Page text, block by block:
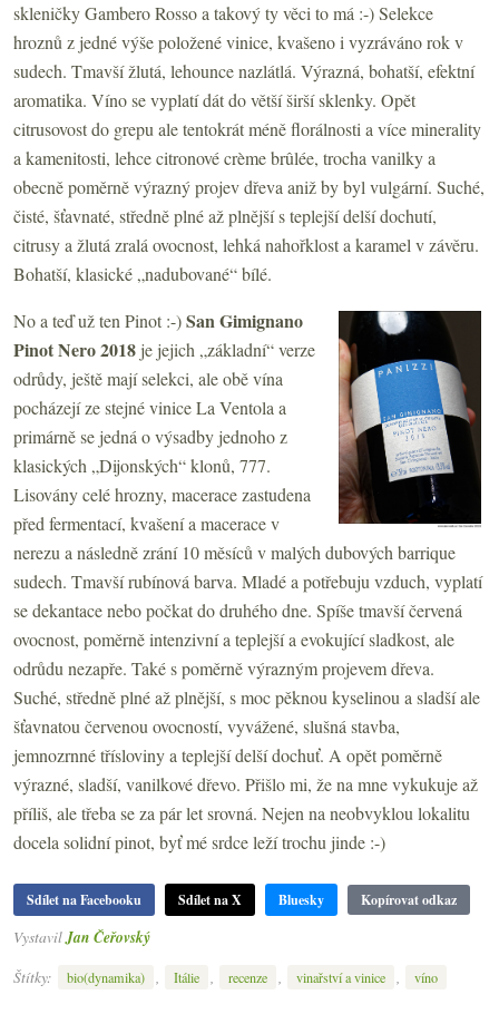
skleničky Gambero Rosso a takový ty věci to má :-) Selekce
hroznů z jedné výše položené vinice, kvašeno i vyzráváno rok v
sudech. Tmavší žlutá, lehounce nazlátlá. Výrazná, bohatší, efektní
aromatika. Víno se vyplatí dát do větší širší sklenky. Opět
citrusovost do grepu ale tentokrát méně florálnosti a více minerality
a kamenitosti, lehce citronové crème brûlée, trocha vanilky a
obecně poměrně výrazný projev dřeva aniž by byl vulgární. Suché,
čisté, šťavnaté, středně plné až plnější s teplejší delší dochutí,
citrusy a žlutá zralá ovocnost, lehká nahořklost a karamel v závěru.
Bohatší, klasické „nadubované“ bílé.
No a teď už ten Pinot :-)San Gimignano
Pinot Nero 2018 je jejich „základní“ verze
odrůdy, ještě mají selekci, ale obě vína
pocházejí ze stejné vinice La Ventola a
primárně se jedná o výsadby jednoho z
klasických „Dijonských“ klonů, 777.
Lisovány celé hrozny, macerace zastudena
před fermentací, kvašení a macerace v
nerezu a následně zrání 10 měsíců v malých dubových barrique
sudech. Tmavší rubínová barva. Mladé a potřebuju vzduch, vyplatí
se dekantace nebo počkat do druhého dne. Spíše tmavší červená
ovocnost, poměrně intenzivní a teplejší a evokující sladkost, ale
odrůdu nezapře. Také s poměrně výrazným projevem dřeva.
Suché, středně plné až plnější, s moc pěknou kyselinou a sladší ale
šťavnatou červenou ovocností, vyvážené, slušná stavba,
jemnozrnné třísloviny a teplejší delší dochuť. A opět poměrně
výrazné, sladší, vanilkové dřevo. Přišlo mi, že na mne vykukuje až
příliš, ale třeba se za pár let srovná. Nejen na neobvyklou lokalitu
docela solidní pinot, byť mé srdce leží trochu jinde :-)
Sdílet na Facebooku Sdílet na X Bluesky Kopírovat odkaz
Vystavil Jan Čeřovský
Štítky:
bio(dynamika) , Itálie , recenze , vinařství a vinice , víno